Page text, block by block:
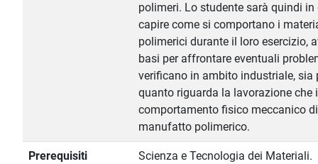
polimeri. Lo studente sarà quindi in
capire come si comportano i
polimerici durante il loro esercizio,
basi per affrontare eventuali
verificano in ambito industriale, sia
quanto riguarda la lavorazione che
comportamento fisico meccanico
manufatto polimerico.
Prerequisiti Scienza e Tecnologia dei Materiali.